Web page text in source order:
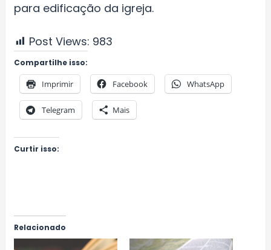
para edificação da igreja.
Post Views: 983
Compartilhe isso:
Imprimir Facebook WhatsApp
Telegram Mais
Curtir isso:
Relacionado